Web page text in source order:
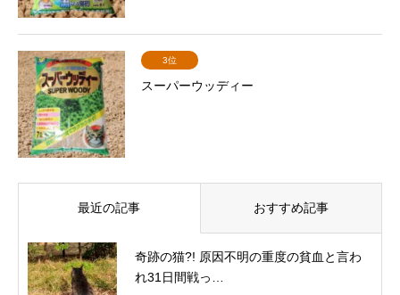
3位
スーパーウッディー
最近の記事 おすすめ記事
奇跡の猫?! 原因不明の重度の貧血と言わ
れ31日間戦っ…